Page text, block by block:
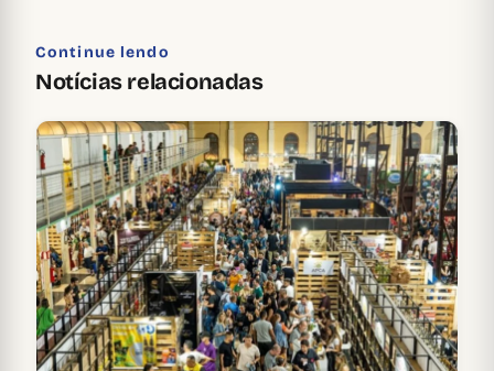
Continue lendo
Notícias relacionadas